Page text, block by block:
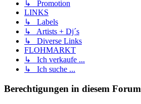
↳ Promotion
LINKS
↳ Labels
↳ Artists + Dj´s
↳ Diverse Links
FLOHMARKT
↳ Ich verkaufe ...
↳ Ich suche ...
Berechtigungen in diesem Forum